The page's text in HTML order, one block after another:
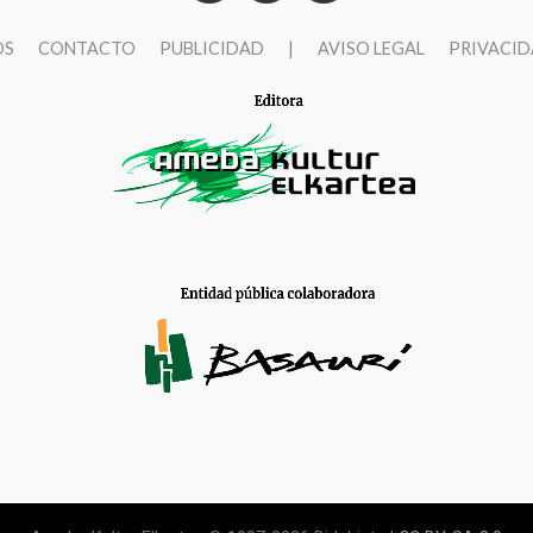
CONTACTO PUBLICIDAD | AVISO LEGAL